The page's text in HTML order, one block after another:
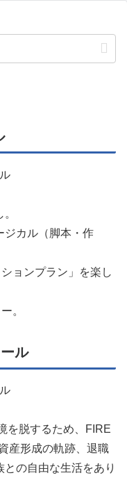
ジカル（脚本・作
ョンプラン」を楽し
。
ル
を脱するため、FIRE
産形成の軌跡、退職
の自由な生活をあり